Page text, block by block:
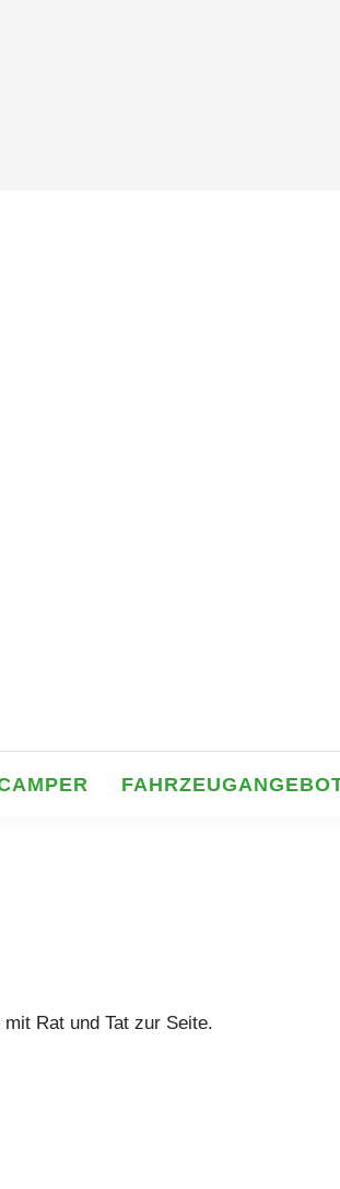
Rat und Tat zur Seite.